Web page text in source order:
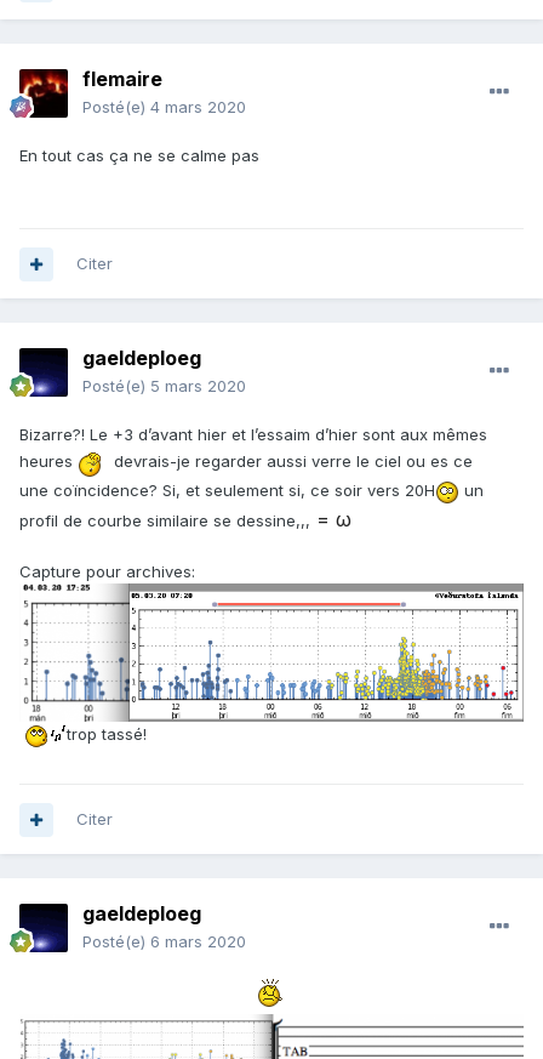
flemaire
Posté(e) 4 mars 2020
En tout cas ça ne se calme pas
Citer
gaeldeploeg
Posté(e) 5 mars 2020
Bizarre?! Le +3 d’avant hier et l’essaim d’hier sont aux mêmes
heures
devrais-je regarder aussi verre le ciel ou es ce
une coïncidence? Si, et seulement si, ce soir vers 20H
un
profil de courbe similaire se dessine,,, = ω
Capture pour archives:
trop tassé!
Citer
gaeldeploeg
Posté(e) 6 mars 2020